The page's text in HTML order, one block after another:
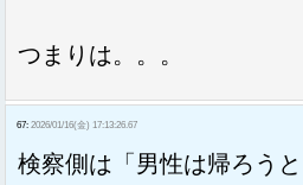
つまりは。。。
67: 2026/01/16(金) 17:13:26.67
検察側は「男性は帰ろう